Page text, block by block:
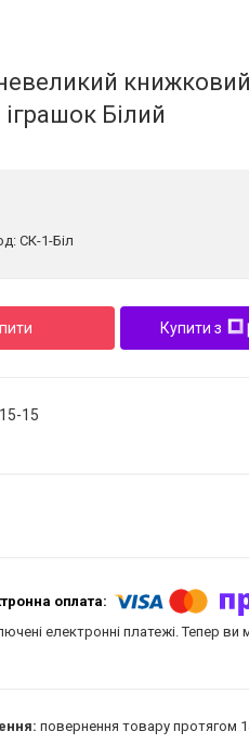
Білий
СК-1-Біл
Купити з
15
електронні платежі. Тепер
повернення товару протягом